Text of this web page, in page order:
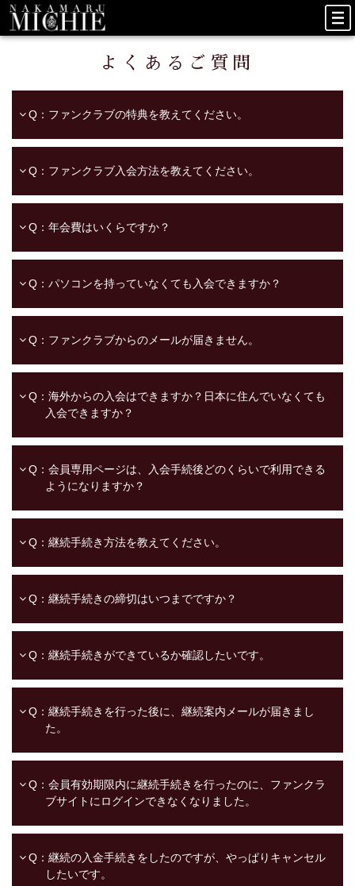
よくあるご質問
Q：ファンクラブの特典を教えてください。
Q：ファンクラブ入会方法を教えてください。
Q：年会費はいくらですか？
Q：パソコンを持っていなくても入会できますか？
Q：ファンクラブからのメールが届きません。
Q：海外からの入会はできますか？日本に住んでいなくても
入会できますか？
Q：会員専用ページは、入会手続後どのくらいで利用できる
ようになりますか？
Q：継続手続き方法を教えてください。
Q：継続手続きの締切はいつまでですか？
Q：継続手続きができているか確認したいです。
Q：継続手続きを行った後に、継続案内メールが届きまし
た。
Q：会員有効期限内に継続手続きを行ったのに、ファンクラ
ブサイトにログインできなくなりました。
Q：継続の入金手続きをしたのですが、やっぱりキャンセル
したいです。